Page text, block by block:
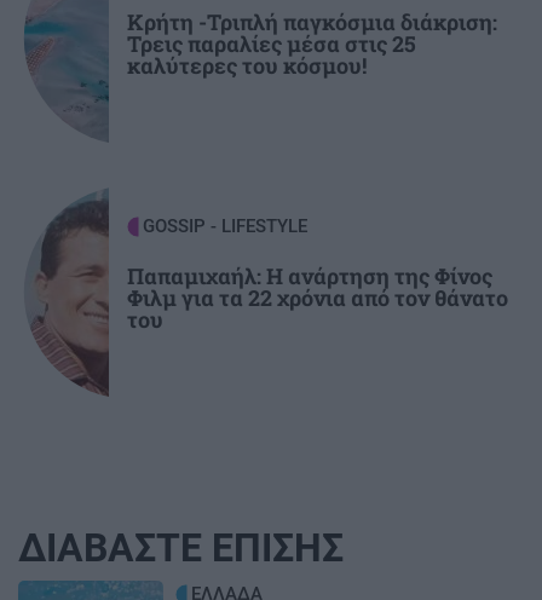
Λασκαράκη: Διακοπές στο Ρέθυμνο της Κρήτης
Κρήτη -Τριπλή παγκόσμια διάκριση:
Τρεις παραλίες μέσα στις 25
καλύτερες του κόσμου!
GOSSIP - LIFESTYLE
Παπαμιχαήλ: Η ανάρτηση της Φίνος
Φιλμ για τα 22 χρόνια από τον θάνατο
του
ΔΙΑΒΑΣΤΕ ΕΠΙΣΗΣ
Image ΕΛΛΑΔΑ